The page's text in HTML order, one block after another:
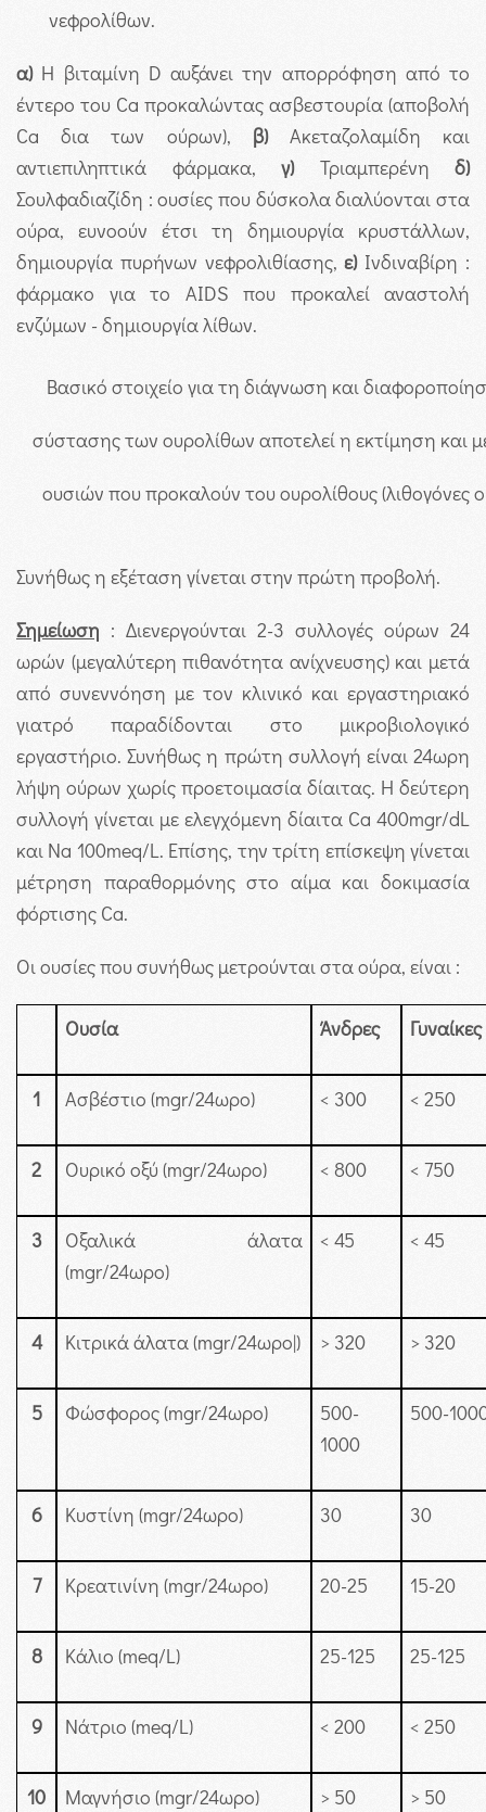
νεφρολίθων.
α)Η βιταμίνη D αυξάνει την απορρόφηση από το
έντερο του Ca προκαλώντας ασβεστουρία (αποβολή
Ca δια των ούρων), β)Ακεταζολαμίδη και
αντιεπιληπτικά φάρμακα, γ)Τριαμπερένη δ)
Σουλφαδιαζίδη : ουσίες που δύσκολα διαλύονται στα
ούρα, ευνοούν έτσι τη δημιουργία κρυστάλλων,
δημιουργία πυρήνων νεφρολιθίασης,ε)Ινδιναβίρη :
φάρμακο για το AIDS που προκαλεί αναστολή
ενζύμων - δημιουργία λίθων.
Βασικό στοιχείο για τη διάγνωση και
σύστασης των ουρολίθων αποτελεί η εκτίμηση και
ουσιών που προκαλούν του ουρολίθους (λιθογόνες
Συνήθως η εξέταση γίνεται στην πρώτη προβολή.
Σημείωση : Διενεργούνται 2-3 συλλογές ούρων 24
ωρών (μεγαλύτερη πιθανότητα ανίχνευσης) και μετά
από συνεννόηση με τον κλινικό και εργαστηριακό
γιατρό παραδίδονται στο μικροβιολογικό
εργαστήριο. Συνήθως η πρώτη συλλογή είναι 24ωρη
λήψη ούρων χωρίς προετοιμασία δίαιτας. Η δεύτερη
συλλογή γίνεται με ελεγχόμενη δίαιτα Ca 400mgr/dL
και Na 100meq/L. Επίσης, την τρίτη επίσκεψη γίνεται
μέτρηση παραθορμόνης στο αίμα και δοκιμασία
φόρτισης Ca.
Οι ουσίες που συνήθως μετρούνται στα ούρα, είναι :
Ουσία Άνδρες Γυναίκες
1 Ασβέστιο (mgr/24ωρο) < 300 < 250
2 Ουρικό οξύ (mgr/24ωρο) < 800 < 750
3
Οξαλικά άλατα
(mgr/24ωρο)
< 45 < 45
4 Κιτρικά άλατα (mgr/24ωρο|) > 320 > 320
5 Φώσφορος (mgr/24ωρο)
500-
1000
500-
6 Κυστίνη (mgr/24ωρο) 30 30
7 Κρεατινίνη (mgr/24ωρο) 20-25 15-20
8 Κάλιο (meq/L) 25-125 25-125
9 Νάτριο (meq/L) < 200 < 250
10 Μαγνήσιο (mgr/24ωρο) > 50 > 50